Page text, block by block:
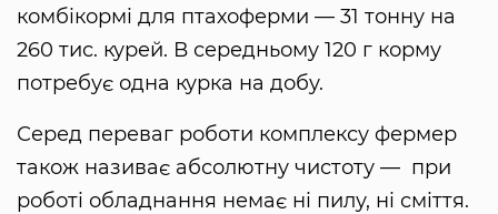
комбікормі для птахоферми — 31 тонну на
260 тис. курей. В середньому 120 г корму
потребує одна курка на добу.
Серед переваг роботи комплексу фермер
також називає абсолютну чистоту — при
роботі обладнання немає ні пилу, ні сміття.